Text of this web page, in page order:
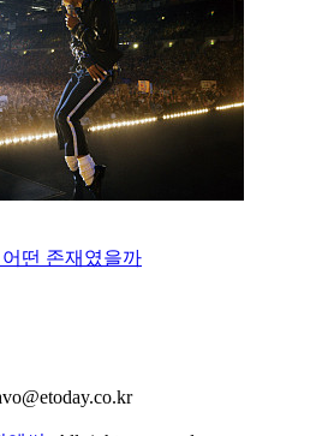
떤 존재였을까